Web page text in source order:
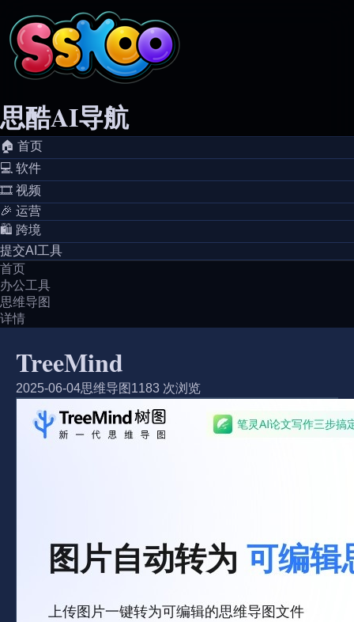
思酷AI导航
🏠️ 首页
💻️ 软件
🎞️ 视频
🎉 运营
🛍️ 跨境
提交AI工具
首页
办公工具
思维导图
详情
TreeMind
2025-06-04思维导图 1183 次浏览